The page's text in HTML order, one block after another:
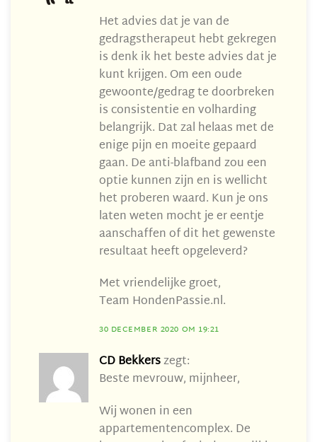
Het advies dat je van de
gedragstherapeut hebt gekregen
is denk ik het beste advies dat je
kunt krijgen. Om een oude
gewoonte/gedrag te doorbreken
is consistentie en volharding
belangrijk. Dat zal helaas met de
enige pijn en moeite gepaard
gaan. De anti-blafband zou een
optie kunnen zijn en is wellicht
het proberen waard. Kun je ons
laten weten mocht je er eentje
aanschaffen of dit het gewenste
resultaat heeft opgeleverd?
Met vriendelijke groet,
Team HondenPassie.nl.
30 DECEMBER 2020 OM 19:21
CD Bekkerszegt:
Beste mevrouw, mijnheer,
Wij wonen in een
appartementencomplex. De